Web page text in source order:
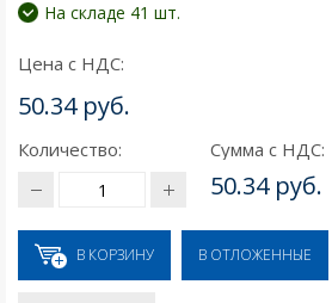
На складе 41 шт.
Цена с НДС:
50.34 руб.
Количество: Сумма с НДС:
50.34 руб.
В КОРЗИНУ В ОТЛОЖЕННЫЕ